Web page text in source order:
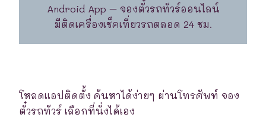
Android App – จองตั๋วรถทัวร์ออนไลน์
มีติดเครื่องเช็คเที่ยวรถตลอด 24 ชม.
โหลดแอปติดตั้ง ค้นหาได้ง่ายๆ ผ่านโทรศัพท์ จอง
ตั๋วรถทัวร์ เลือกที่นั่งได้เอง